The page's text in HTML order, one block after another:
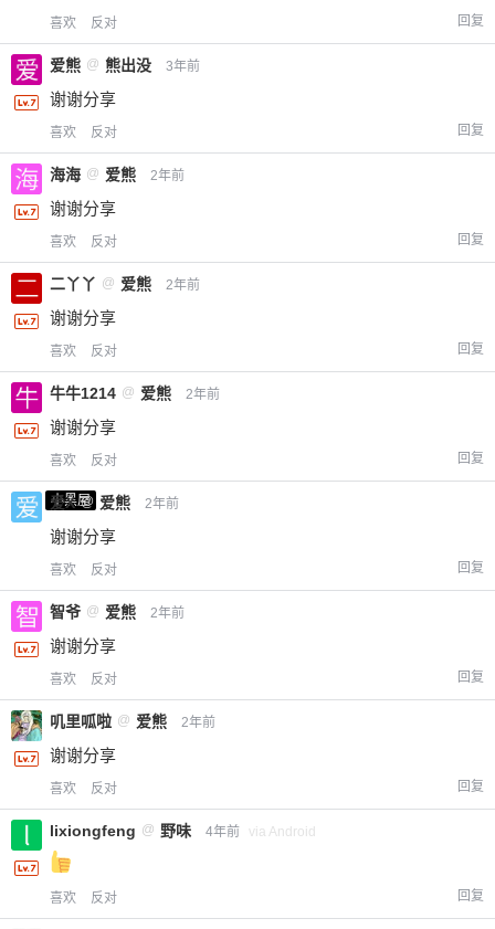
喜欢 反对 回复
爱熊 @ 熊出没 3年前
谢谢分享
喜欢 反对 回复
海海 @ 爱熊 2年前
谢谢分享
喜欢 反对 回复
二丫丫 @ 爱熊 2年前
谢谢分享
喜欢 反对 回复
牛牛1214 @ 爱熊 2年前
谢谢分享
喜欢 反对 回复
小黑屋
爱X @ 爱熊 2年前
谢谢分享
喜欢 反对 回复
智爷 @ 爱熊 2年前
谢谢分享
喜欢 反对 回复
叽里呱啦 @ 爱熊 2年前
谢谢分享
喜欢 反对 回复
lixiongfeng @ 野味 4年前 via Android
喜欢 反对 回复